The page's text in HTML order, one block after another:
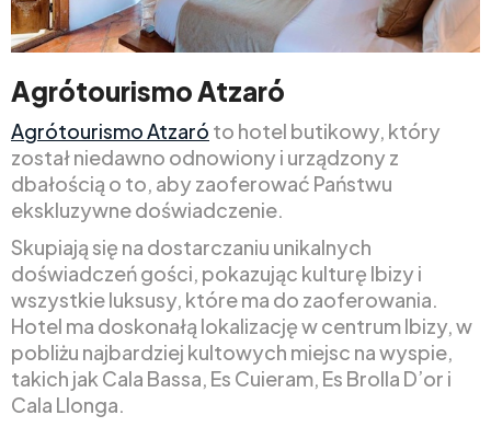
Agrótourismo Atzaró
Agrótourismo Atzaró to hotel butikowy, który
został niedawno odnowiony i urządzony z
dbałością o to, aby zaoferować Państwu
ekskluzywne doświadczenie.
Skupiają się na dostarczaniu unikalnych
doświadczeń gości, pokazując kulturę Ibizy i
wszystkie luksusy, które ma do zaoferowania.
Hotel ma doskonałą lokalizację w centrum Ibizy, w
pobliżu najbardziej kultowych miejsc na wyspie,
takich jak Cala Bassa, Es Cuieram, Es Brolla D’or i
Cala Llonga.